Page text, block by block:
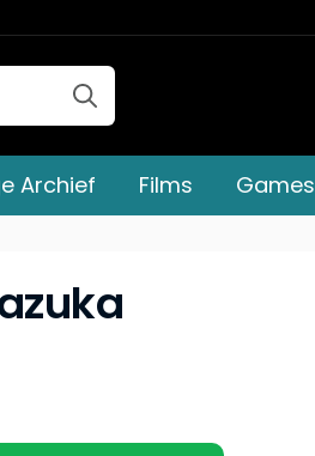
Archief Films Games